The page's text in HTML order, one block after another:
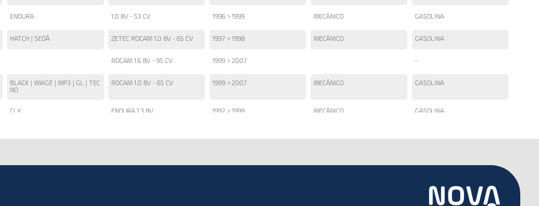
ENDURA 1.0 8V - 53 CV 1996 > 1999 MECÂNICO GASOLINA
HATCH | SEDÃ ZETEC ROCAM 1.0 8V - 65 CV 1997 > 1998 MECÂNICO GASOLINA
ROCAM 1.6 8V - 95 CV 1999 > 2007 -
BLACK | IMAGE | MP3 | GL | TEC
NO
ROCAM 1.0 8V - 65 CV 1999 > 2007 MECÂNICO GASOLINA
CLX ENDURA 1.3 8V 1997 > 1999 MECÂNICO GASOLINA